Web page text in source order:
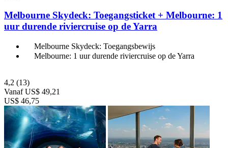
Melbourne Skydeck: Toegangsticket + Melbourne: 1
uur durende riviercruise op de Yarra
Melbourne Skydeck: Toegangsbewijs
Melbourne: 1 uur durende riviercruise op de Yarra
4,2 (13)
Vanaf US$ 49,21
US$ 46,75